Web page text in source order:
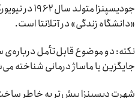
«دانشگاه زندگی» در آتلانتا است.
نکته: دو موضوع قابل‌تأمل درباره‌ی
جایگزین یا ماساژ درمانی شناخته
شهرت دیسپنزا بیش‌تر به خاطر